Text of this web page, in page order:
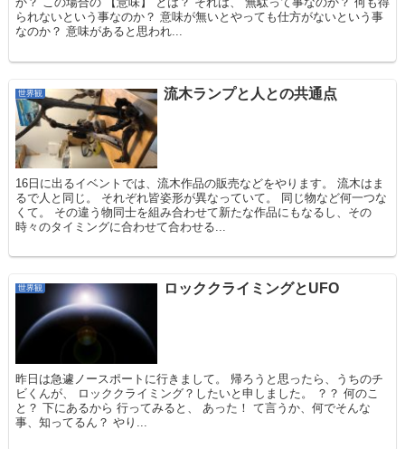
られないという事なのか？ 意味が無いとやっても仕方がないという事
なのか？ 意味があると思われ...
世界観 流木ランプと人との共通点
16日に出るイベントでは、流木作品の販売などをやります。 流木はま
るで人と同じ。 それぞれ皆姿形が異なっていて。 同じ物など何一つな
くて。 その違う物同士を組み合わせて新たな作品にもなるし、その
時々のタイミングに合わせて合わせる...
世界観 ロッククライミングとUFO
昨日は急遽ノースポートに行きまして。 帰ろうと思ったら、うちのチ
ビくんが、 ロッククライミング？したいと申しました。 ？？ 何のこ
と？ 下にあるから 行ってみると、 あった！ て言うか、何でそんな
事、知ってるん？ やり...